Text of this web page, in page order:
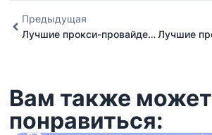
Предыдущая
Лучшие прокси-провайдеры Саудовской Аравии, Как получить IP-адрес Саудовской Аравии
Вам также может
понравиться: